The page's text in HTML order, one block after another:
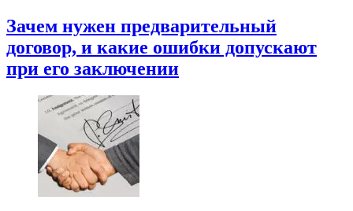
Зачем нужен предварительный
договор, и какие ошибки допускают
при его заключении